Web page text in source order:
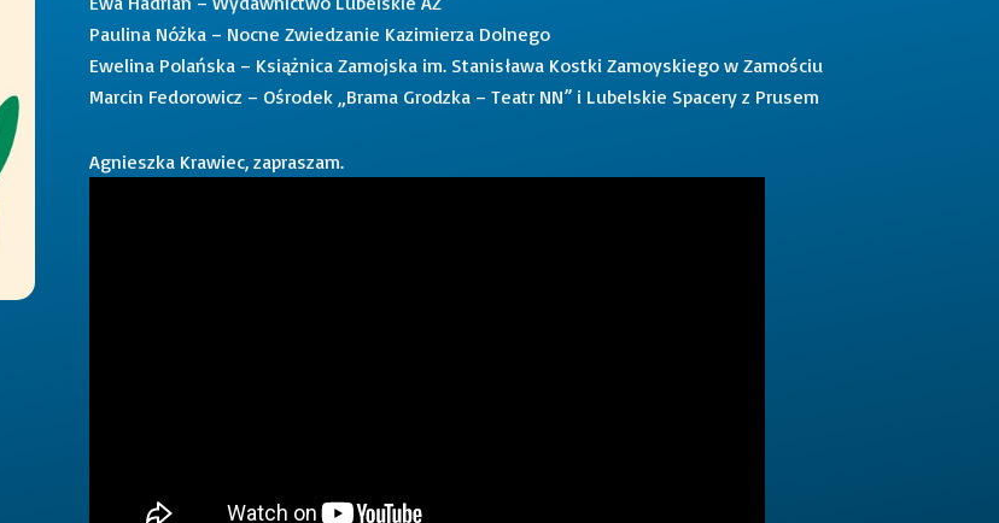
Paulina Nóżka – Nocne Zwiedzanie Kazimierza Dolnego
Ewelina Polańska – Książnica Zamojska im. Stanisława Kostki Zamoyskiego w Zamościu
Marcin Fedorowicz – Ośrodek „Brama Grodzka – Teatr NN” i Lubelskie Spacery z Prusem
Agnieszka Krawiec, zapraszam.